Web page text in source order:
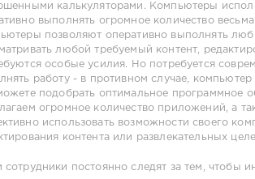
калькуляторами. Компьютеры
выполнять огромное количество
позволяют оперативно выполнять
любой требуемый контент,
особые усилия. Но потребуется
работу - в противном случае,
подобрать оптимальное программное
огромное количество приложений, а
использовать возможности своего
контента или развлекательных
сотрудники постоянно следят за тем,